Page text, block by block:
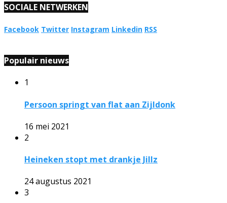
SOCIALE NETWERKEN
Facebook Twitter Instagram Linkedin RSS
Populair nieuws
1
Persoon springt van flat aan Zijldonk
16 mei 2021
2
Heineken stopt met drankje Jillz
24 augustus 2021
3